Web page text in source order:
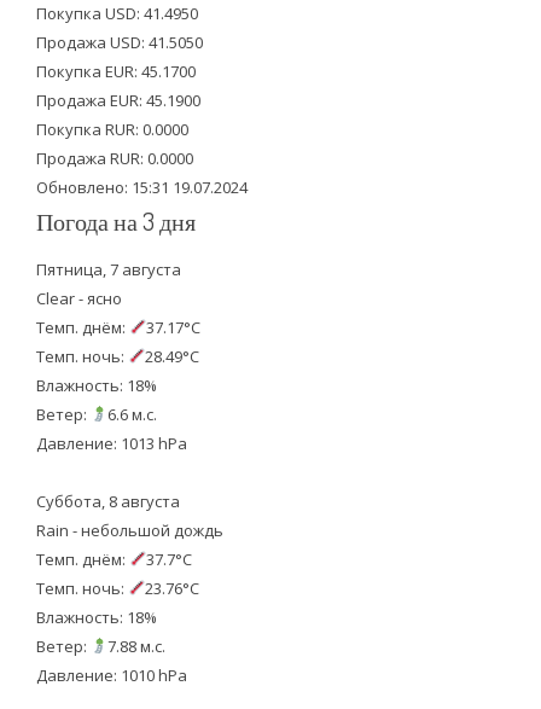
t
e
r
b
o
o
k
u
b
e
Покупка USD: 41.4950
Продажа USD: 41.5050
Покупка EUR: 45.1700
Продажа EUR: 45.1900
Покупка RUR: 0.0000
Продажа RUR: 0.0000
Обновлено: 15:31 19.07.2024
Погода на 3 дня
Пятница, 7 августа
Clear - ясно
Темп. днём:
37.17°C
Темп. ночь:
28.49°C
Влажность: 18%
Ветер:
6.6 м.с.
Давление: 1013 hPa
Суббота, 8 августа
Rain - небольшой дождь
Темп. днём:
37.7°C
Темп. ночь:
23.76°C
Влажность: 18%
Ветер:
7.88 м.с.
Давление: 1010 hPa